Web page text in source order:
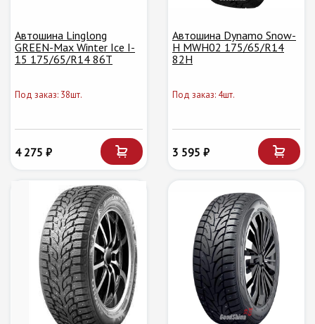
Автошина Linglong
GREEN-Max Winter Ice I-
15 175/65/R14 86T
Под заказ: 38шт.
4 275 ₽
Автошина Dynamo Snow-
H MWH02 175/65/R14
82H
Под заказ: 4шт.
3 595 ₽